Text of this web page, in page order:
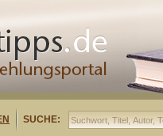
SUCHE: